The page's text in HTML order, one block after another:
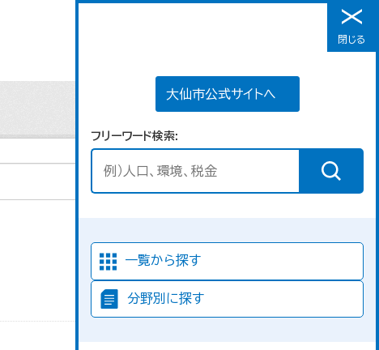
メニュー
大仙市公式サイトへ
フリーワード検索
一覧から探す
分野別に探す
閉じる